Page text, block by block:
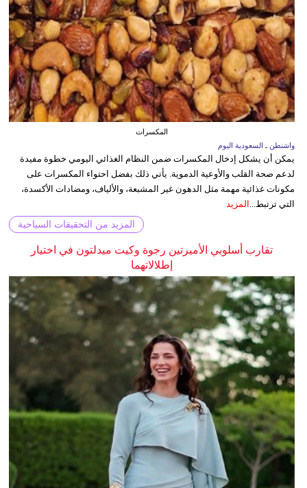
المكسرات
واشنطن ـ السعودية اليوم
يمكن أن يشكل إدخال المكسرات ضمن النظام الغذائي اليومي خطوة مفيدة
لدعم صحة القلب والأوعية الدموية. يأتي ذلك بفضل احتواء المكسرات على
مكونات غذائية مهمة مثل الدهون غير المشبعة، والألياف، ومضادات الأكسدة،
التي ترتبط... المزيد
المزيد من التحقيقات السياحية
تقارب أسلوبي الأميرتين رجوة وكيت ميدلتون في اختيار
إطلالاتهما